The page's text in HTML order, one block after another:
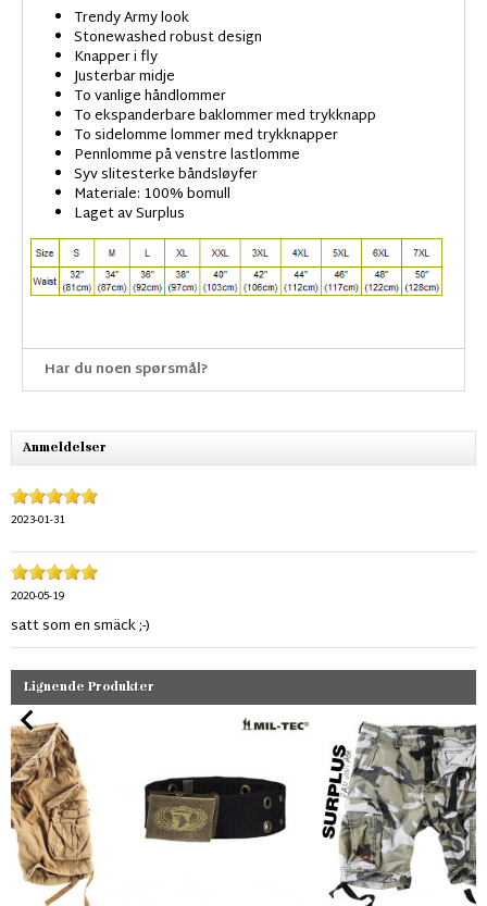
Trendy Army look
Stonewashed robust design
Knapper i fly
Justerbar midje
To vanlige håndlommer
To ekspanderbare baklommer med trykknapp
To sidelomme lommer med trykknapper
Pennlomme på venstre lastlomme
Syv slitesterke båndsløyfer
Materiale: 100% bomull
Laget av Surplus
Har du noen spørsmål?
Anmeldelser
2023-01-31
2020-05-19
satt som en smäck ;-)
Lignende Produkter